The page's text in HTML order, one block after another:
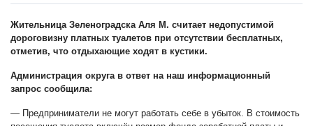
Жительница Зеленоградска Аля М. считает недопустимой
дороговизну платных туалетов при отсутствии бесплатных,
отметив, что отдыхающие ходят в кустики.
Администрация округа в ответ на наш информационный
запрос сообщила:
— Предприниматели не могут работать себе в убыток. В стоимость